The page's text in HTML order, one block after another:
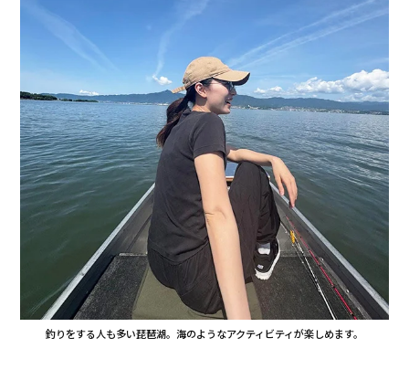
釣りをする人も多い琵琶湖。海のようなアクティビティが楽しめます。